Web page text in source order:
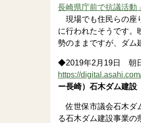
長崎県庁前で抗議活動」
現場でも住民らの座
に行われたそうです。
勢のままですが、ダム
◆2019年2月19日 朝
https://
ー長崎）石木ダム建
佐世保市議会石木ダ
る石木ダム建設事業の